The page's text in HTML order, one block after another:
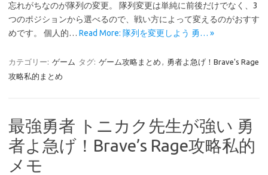
忘れがちなのが隊列の変更。 隊列変更は単純に前後だけでなく、3
つのポジションから選べるので、戦い方によって変えるのがおすす
めです。 個人的… Read More: 隊列を変更しよう 勇… »
カテゴリー: ゲーム タグ: ゲーム攻略まとめ , 勇者よ急げ！Brave's Rage
攻略私的まとめ
最強勇者 トニカク先生が強い 勇
者よ急げ！Brave’s Rage攻略私的
メモ